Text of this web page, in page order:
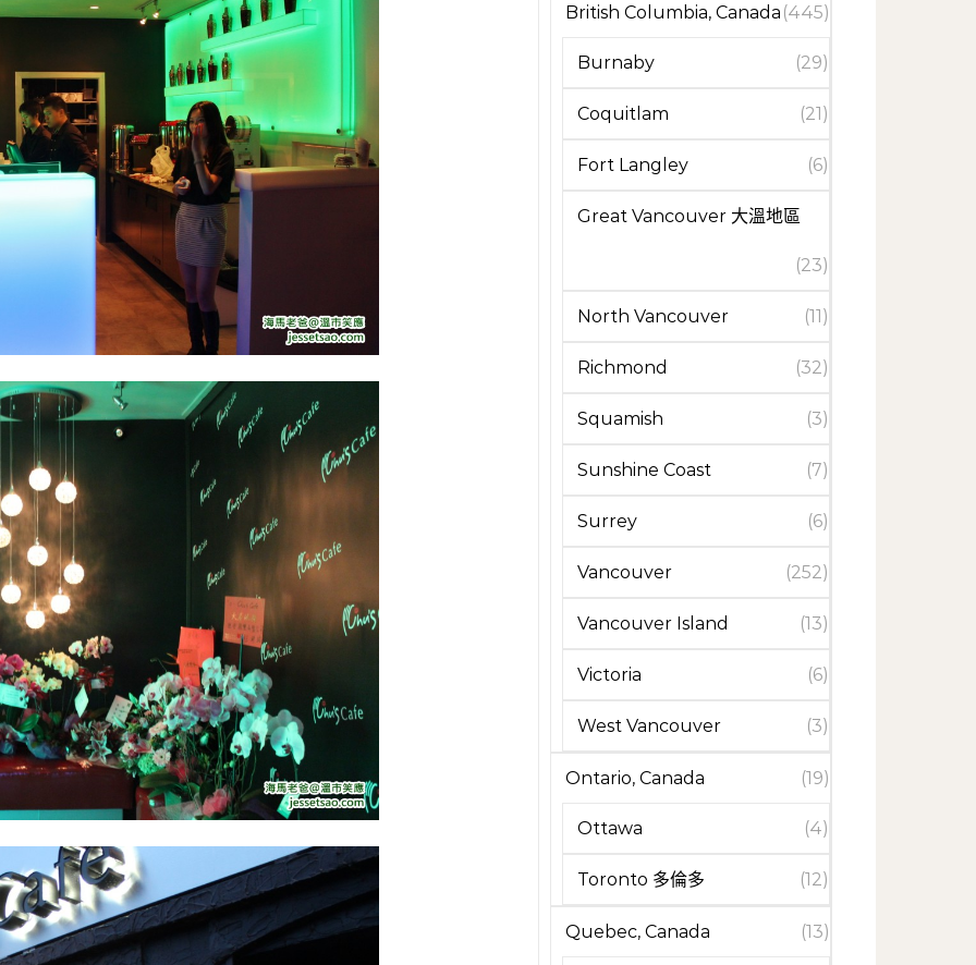
British Columbia, Canada (445)
Burnaby (29)
Coquitlam (21)
Fort Langley (6)
Great Vancouver 大溫地區
(23)
North Vancouver (11)
Richmond (32)
Squamish (3)
Sunshine Coast (7)
Surrey (6)
Vancouver (252)
Vancouver Island (13)
Victoria (6)
West Vancouver (3)
Ontario, Canada (19)
Ottawa (4)
Toronto 多倫多 (12)
Quebec, Canada (13)